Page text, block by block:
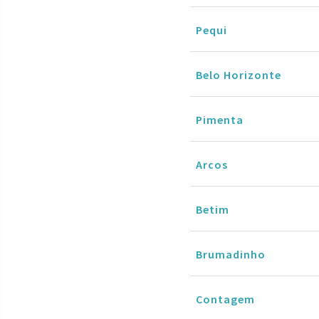
Pequi
Belo Horizonte
Pimenta
Arcos
Betim
Brumadinho
Contagem